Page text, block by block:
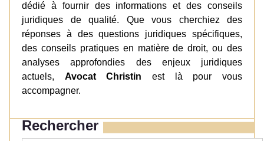
dédié à fournir des informations et des conseils
juridiques de qualité. Que vous cherchiez des
réponses à des questions juridiques spécifiques,
des conseils pratiques en matière de droit, ou des
analyses approfondies des enjeux juridiques
actuels, Avocat Christin est là pour vous
accompagner.
Rechercher